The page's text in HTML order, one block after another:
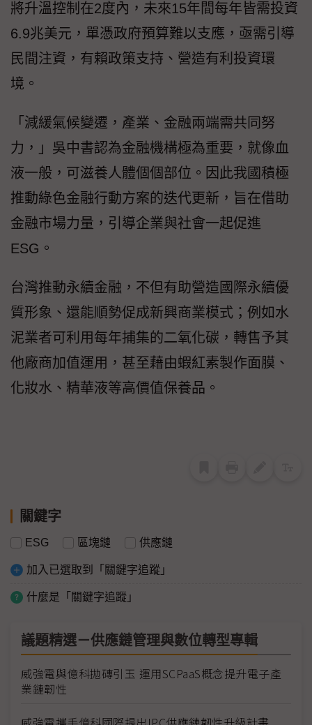
將升溫控制在2度內，未來15年間每年皆需投資
6.9兆美元，單憑政府預算難以支應，亟需引導
民間注資，有賴政策支持、營造有利投資環
境。
「減緩氣候變遷，產業、金融兩端需共同努
力，」吳中書認為金融機構極為重要，就像血
液一般，可滋養人體個個部位。因此我國積極
推動綠色金融行動方案的迭代更新，旨在借助
金融市場力量，引導企業與社會一起促進
ESG。
台灣推動永續金融，不但有助營造國際永續優
質形象、還能順勢促成新興商業模式；例如水
泥業者可利用每年捕集的二氧化碳，轉售予其
他廠商加值運用，甚至藉由蝦紅素製作面膜、
化妝水、精華液等高價值保養品。
關鍵字
ESG 區塊鏈 供應鏈
加入已選取到「關鍵字追蹤」
什麼是「關鍵字追蹤」
議題精選－供應鏈管理與數位轉型專輯
威強電與億科拋磚引玉 運用SCPaaS概念提升電子產
業鏈韌性